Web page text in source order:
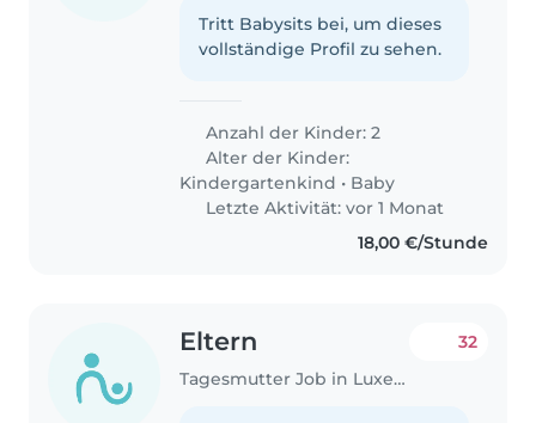
Tritt Babysits bei, um dieses
vollständige Profil zu sehen.
Anzahl der Kinder: 2
Alter der Kinder:
Kindergartenkind • Baby
Letzte Aktivität: vor 1 Monat
18,00 €/Stunde
Eltern
Tagesmutter Job in Luxemburg
32